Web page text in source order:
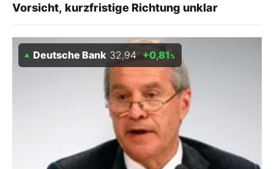
Vorsicht, kurzfristige Richtung unklar
Deutsche Bank 32,94 +0,81%